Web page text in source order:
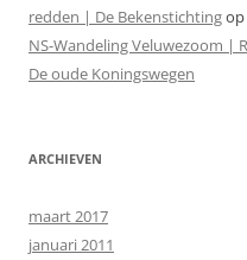
redden | De Bekenstichtingop
NS-Wandeling Veluwezoom |
De oude Koningswegen
ARCHIEVEN
maart 2017
januari 2011